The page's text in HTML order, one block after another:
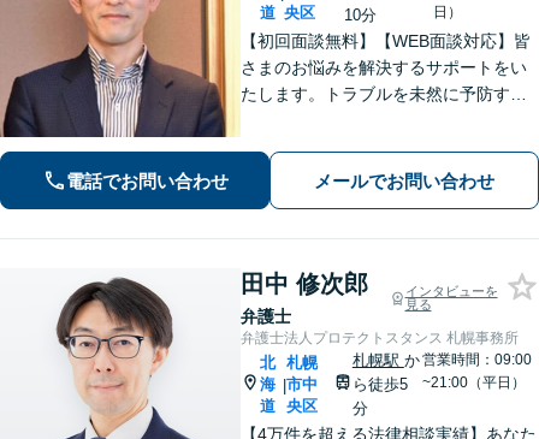
道 央区
10分 日）
【初回面談無料】【WEB面談対応】皆
さまのお悩みを解決するサポートをい
たします。トラブルを未然に予防する
電話でお問い合わせ メールでお問い合わせ
田中 修次郎
弁護士
インタビューを
見る
弁護士法人プロテクトスタンス 札幌事務所
北
海
道
|
札幌
市中
央区
札幌駅 か
ら徒歩5
分
営業時間：09:00
~21:00（平日）
【4万件を超える法律相談実績】あなた